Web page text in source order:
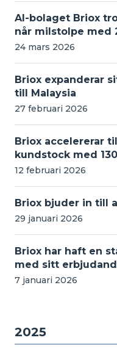
AI-bolaget Briox
når milstolpe med
24 mars 2026
Briox expanderar
till Malaysia
27 februari 2026
Briox accelererar
kundstock med
12 februari 2026
Briox bjuder in till
29 januari 2026
Briox har haft en
med sitt
7 januari 2026
2025